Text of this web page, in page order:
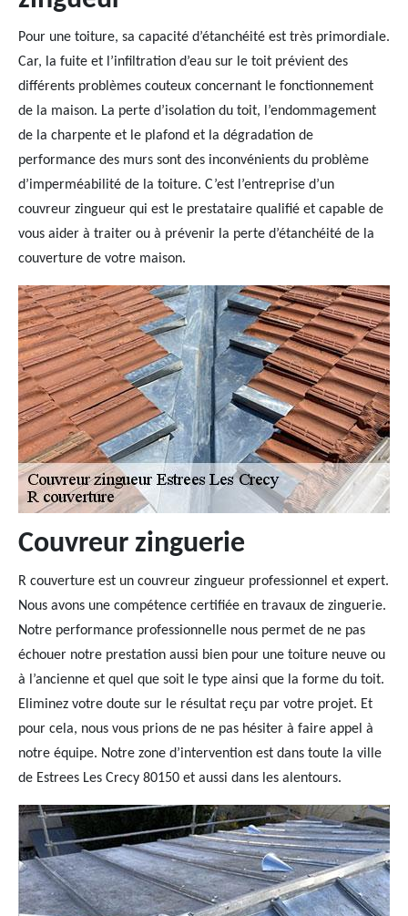
Pour une toiture, sa capacité d’étanchéité est très primordiale.
Car, la fuite et l’infiltration d’eau sur le toit prévient des
différents problèmes couteux concernant le fonctionnement
de la maison. La perte d’isolation du toit, l’endommagement
de la charpente et le plafond et la dégradation de
performance des murs sont des inconvénients du problème
d’imperméabilité de la toiture. C’est l’entreprise d’un
couvreur zingueur qui est le prestataire qualifié et capable de
vous aider à traiter ou à prévenir la perte d’étanchéité de la
couverture de votre maison.
Couvreur zinguerie
R couverture est un couvreur zingueur professionnel et expert.
Nous avons une compétence certifiée en travaux de zinguerie.
Notre performance professionnelle nous permet de ne pas
échouer notre prestation aussi bien pour une toiture neuve ou
à l’ancienne et quel que soit le type ainsi que la forme du toit.
Eliminez votre doute sur le résultat reçu par votre projet. Et
pour cela, nous vous prions de ne pas hésiter à faire appel à
notre équipe. Notre zone d’intervention est dans toute la ville
de Estrees Les Crecy 80150 et aussi dans les alentours.